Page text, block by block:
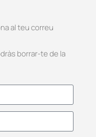
al teu correu
borrar-te de la